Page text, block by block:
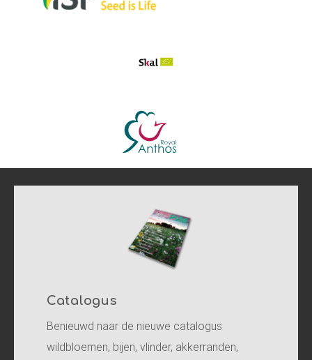
Catalogus
Benieuwd naar de nieuwe catalogus
wildbloemen, bijen, vlinder, akkerranden,